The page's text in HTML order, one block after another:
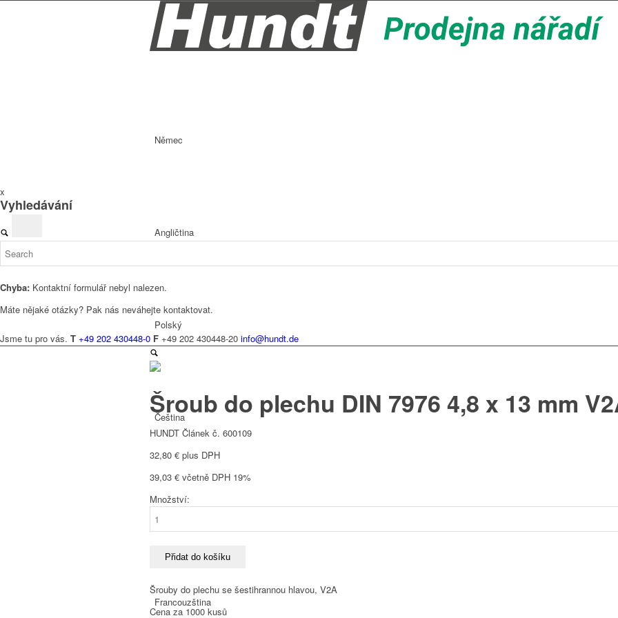
Němec
Angličtina
Polský
Čeština
Holandský
Francouzština
x
Vyhledávání
Chyba: Kontaktní formulář nebyl nalezen.
Máte nějaké otázky? Pak nás neváhejte kontaktovat.
Jsme tu pro vás. T +49 202 430448-0 F +49 202 430448-20 info@hundt.de
Šroub do plechu DIN 7976 4,8 x 13 mm
HUNDT Článek č. 600109
32,80 € plus DPH
39,03 € včetně DPH 19%
Množství:
4,8
13
Přidat do košíku
Šrouby do plechu se šestihrannou hlavou, V2A
Cena za 1000 kusů